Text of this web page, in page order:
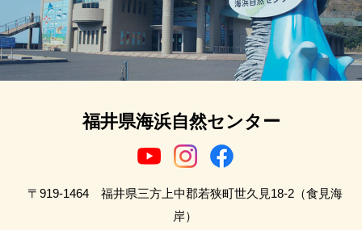
福井県海浜自然センター
〒919-1464 福井県三方上中郡若狭町世久見18-2（食見海
岸）